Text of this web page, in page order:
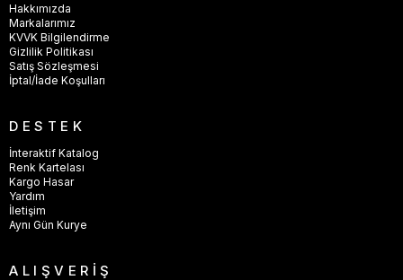
Hakkımızda
Markalarımız
KVVK Bilgilendirme
Gizlilik Politikası
Satış Sözleşmesi
İptal/İade Koşulları
DESTEK
İnteraktif Katalog
Renk Kartelası
Kargo Hasar
Yardım
İletişim
Aynı Gün Kurye
ALIŞVERİŞ